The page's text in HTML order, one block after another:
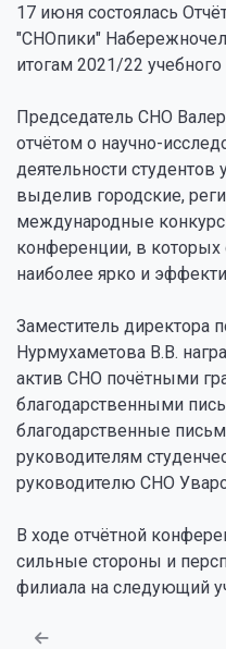
17 июня состоялась
"СНОпики"
итогам 2021/22 учебного
Председатель СНО
отчётом о научно-
деятельности студентов
выделив городские,
международные
конференции, в
наиболее ярко и
Заместитель директора
Нурмухаметова В.В.
актив СНО почётными
благодарственными
благодарственные
руководителям
руководителю СНО
В ходе отчётной
сильные стороны и
филиала на следующий